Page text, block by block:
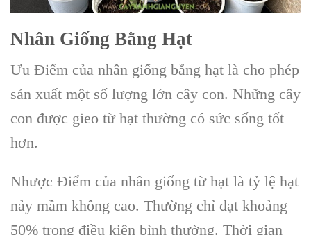
Nhân Giống Bằng Hạt
Ưu Điểm của nhân giống bằng hạt là cho phép
sản xuất một số lượng lớn cây con. Những cây
con được gieo từ hạt thường có sức sống tốt
hơn.
Nhược Điểm của nhân giống từ hạt là tỷ lệ hạt
nảy mầm không cao. Thường chỉ đạt khoảng
50% trong điều kiện bình thường. Thời gian